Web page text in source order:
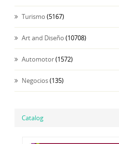
Turismo (5167)
Art and Diseño (10708)
Automotor(1572)
Negocios(135)
Catalog